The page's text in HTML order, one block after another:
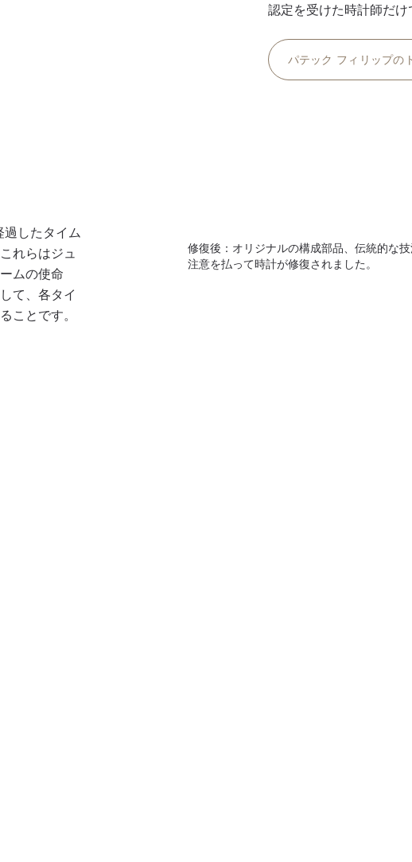
認定を受けた時計師だけ
パテック フィリップの
修復後：オリジナルの構成部品、伝統的な
注意を払って時計が修復されました。
したタイム
れらはジュ
ムの使命
て、各タイ
ことです。